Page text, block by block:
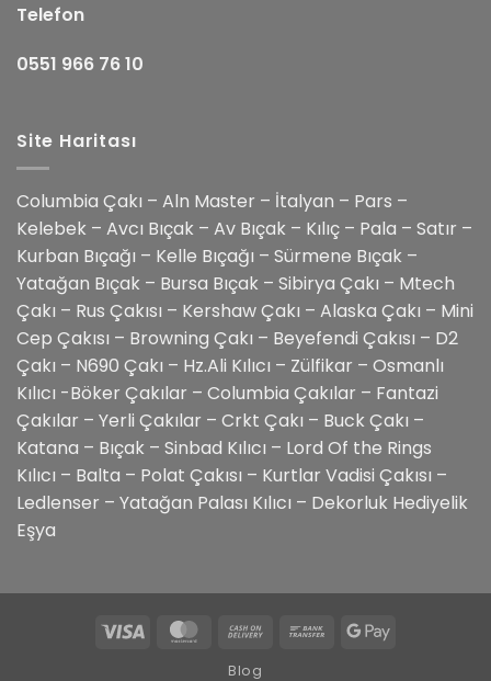
Telefon
0551 966 76 10
Site Haritası
Columbia Çakı – Aln Master – İtalyan – Pars –
Kelebek – Avcı Bıçak – Av Bıçak – Kılıç – Pala – Satır –
Kurban Bıçağı – Kelle Bıçağı – Sürmene Bıçak –
Yatağan Bıçak – Bursa Bıçak – Sibirya Çakı – Mtech
Çakı – Rus Çakısı – Kershaw Çakı – Alaska Çakı – Mini
Cep Çakısı – Browning Çakı – Beyefendi Çakısı – D2
Çakı – N690 Çakı – Hz.Ali Kılıcı – Zülfikar – Osmanlı
Kılıcı -Böker Çakılar – Columbia Çakılar – Fantazi
Çakılar – Yerli Çakılar – Crkt Çakı – Buck Çakı –
Katana – Bıçak – Sinbad Kılıcı – Lord Of the Rings
Kılıcı – Balta – Polat Çakısı – Kurtlar Vadisi Çakısı –
Ledlenser – Yatağan Palası Kılıcı – Dekorluk Hediyelik
Eşya
Visa MasterCard
Cash
Bank
Google
Blog